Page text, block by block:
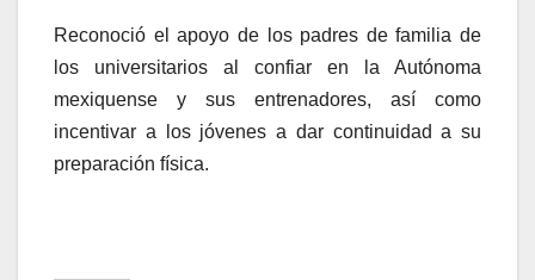
Reconoció el apoyo de los padres de familia de
los universitarios al confiar en la Autónoma
mexiquense y sus entrenadores, así como
incentivar a los jóvenes a dar continuidad a su
preparación física.